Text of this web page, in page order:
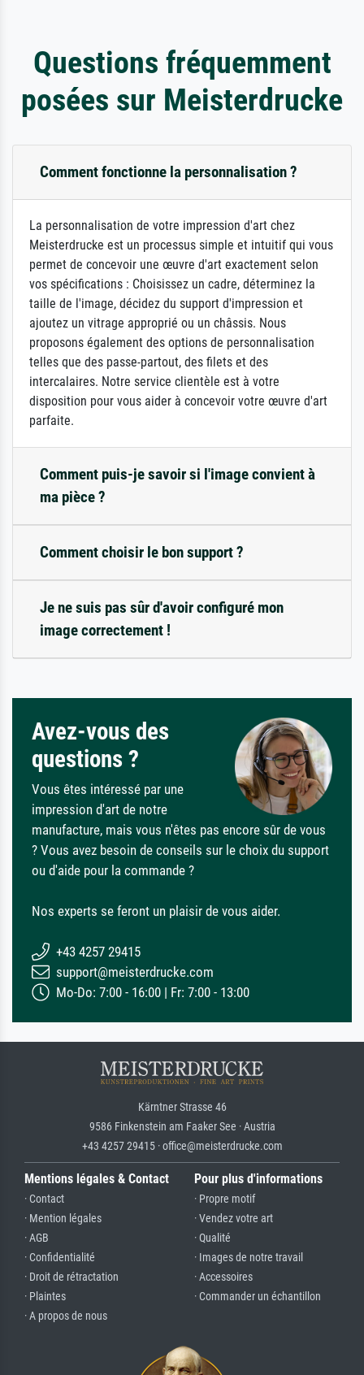
Questions fréquemment
posées sur Meisterdrucke
Comment fonctionne la personnalisation ?
La personnalisation de votre impression d'art chez
Meisterdrucke est un processus simple et intuitif qui vous
permet de concevoir une œuvre d'art exactement selon
vos spécifications : Choisissez un cadre, déterminez la
taille de l'image, décidez du support d'impression et
ajoutez un vitrage approprié ou un châssis. Nous
proposons également des options de personnalisation
telles que des passe-partout, des filets et des
intercalaires. Notre service clientèle est à votre
disposition pour vous aider à concevoir votre œuvre d'art
parfaite.
Comment puis-je savoir si l'image convient à
ma pièce ?
Comment choisir le bon support ?
Je ne suis pas sûr d'avoir configuré mon
image correctement !
Avez-vous des
questions ?
Vous êtes intéressé par une
impression d'art de notre
manufacture, mais vous n'êtes pas encore sûr de vous
? Vous avez besoin de conseils sur le choix du support
ou d'aide pour la commande ?
Nos experts se feront un plaisir de vous aider.
+43 4257 29415
support@meisterdrucke.com
Mo-Do: 7:00 - 16:00 | Fr: 7:00 - 13:00
Kärntner Strasse 46
9586 Finkenstein am Faaker See · Austria
+43 4257 29415 · office@meisterdrucke.com
Mentions légales & Contact
· Contact
· Mention légales
· AGB
· Confidentialité
· Droit de rétractation
· Plaintes
· A propos de nous
Pour plus d'informations
· Propre motif
· Vendez votre art
· Qualité
· Images de notre travail
· Accessoires
· Commander un échantillon